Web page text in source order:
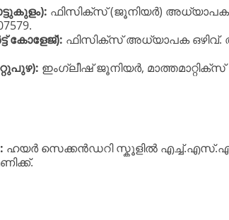
ഫിസിക്സ് (ജൂനിയർ) അധ്യാപക
കോളേജ്): ഫിസിക്സ് അധ്യാപക ഒഴിവ്.
ഇംഗ്ലീഷ് ജൂനിയർ,
ഹയർ സെക്കൻഡറി സ്കൂളിൽ